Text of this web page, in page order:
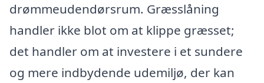
drømmeudendørsrum. Græsslåning
handler ikke blot om at klippe græsset;
det handler om at investere i et sundere
og mere indbydende udemiljø, der kan